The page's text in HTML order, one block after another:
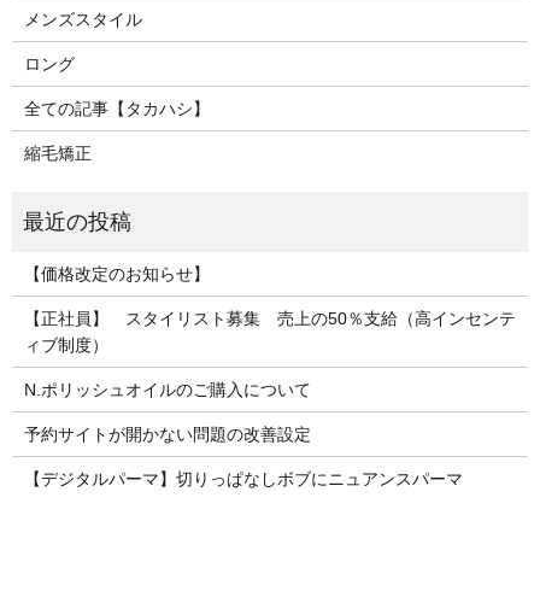
メンズスタイル
ロング
全ての記事【タカハシ】
縮毛矯正
【価格改定のお知らせ】
【正社員】 スタイリスト募集 売上の50％支給（高インセンテ
ィブ制度）
N.ポリッシュオイルのご購入について
予約サイトが開かない問題の改善設定
【デジタルパーマ】切りっぱなしボブにニュアンスパーマ